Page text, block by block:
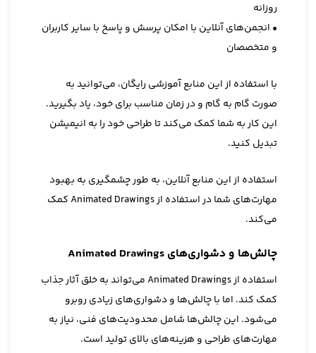
روزانه
• انجمن‌های آنلاین با امکان پرسش و پاسخ با سایر کاربران
و متخصصان
با استفاده از این منابع آموزشی رایگان، می‌توانید به
صورت گام به گام و در زمان مناسب برای خود، یاد بگیرید.
این کار به شما کمک می‌کند تا طراحی خود را به انیمیشن
تبدیل کنید.
استفاده از این منابع آنلاین، به طور چشمگیری به بهبود
مهارت‌های شما در استفاده از Animated Drawings کمک
می‌کند.
چالش‌ها و دشواری‌های Animated Drawings
استفاده از Animated Drawings می‌تواند به خلق آثار جذاب
کمک کند. اما با چالش‌ها و دشواری‌های زیادی روبرو
می‌شود. این چالش‌ها شامل محدودیت‌های فنی، نیاز به
مهارت‌های طراحی و هزینه‌های بالای تولید است.